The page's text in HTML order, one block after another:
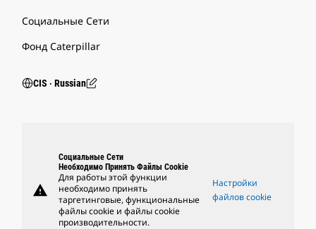
Социальные Сети
Фонд Caterpillar
CIS ‧ Russian
warning
Социальные Сети
Необходимо Принять Файлы Cookie
Для работы этой функции
необходимо принять
таргетинговые, функциональные
файлы cookie и файлы cookie
производительности.
Настройки
файлов cookie